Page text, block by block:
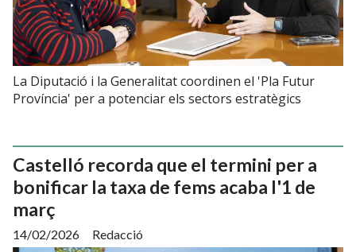
La Diputació i la Generalitat coordinen el 'Pla Futur
Província' per a potenciar els sectors estratègics
Castelló recorda que el termini per a
bonificar la taxa de fems acaba l'1 de
març
Redacció
14/02/2026